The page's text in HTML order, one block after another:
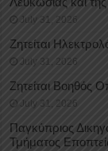
July 31, 2026
Ζητείται
July 31, 2026
Ζητείται Βοηθός
July 31, 2026
Παγκύπριος
Τμήματος